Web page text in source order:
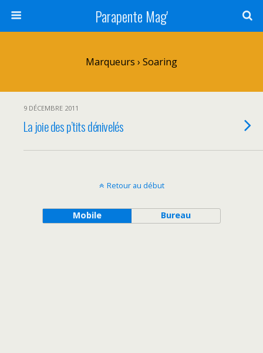
Parapente Mag'
Marqueurs › Soaring
9 DÉCEMBRE 2011
La joie des p’tits dénivelés
Retour au début
Mobile Bureau